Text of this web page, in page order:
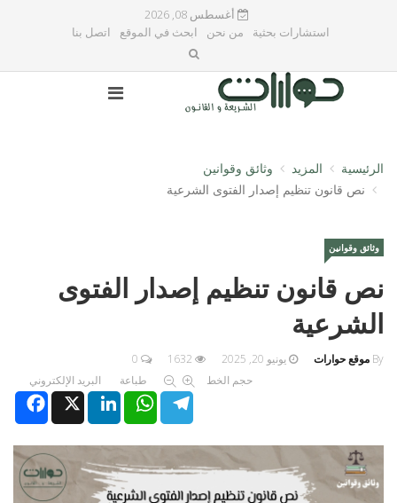
أغسطس 08, 2026
استشارات بحثية
من نحن ابحث في الموقع اتصل بنا
الرئيسية المزيد
وثائق وقوانين
نص قانون تنظيم إصدار الفتوى الشرعية
وثائق وقوانين
نص قانون تنظيم إصدار الفتوى
الشرعية
By موقع حوارات يونيو 20, 2025
0
حجم الخط
طباعة
البريد الإلكتروني
XLinkedInWhatsAppTelegram